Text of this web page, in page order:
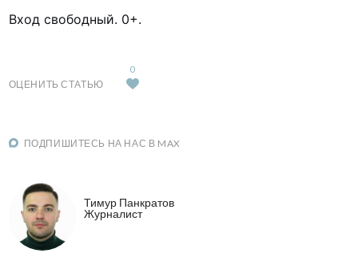
Вход свободный. 0+.
ОЦЕНИТЬ СТАТЬЮ
0
ПОДПИШИТЕСЬ НА НАС В MAX
Тимур Панкратов
Журналист